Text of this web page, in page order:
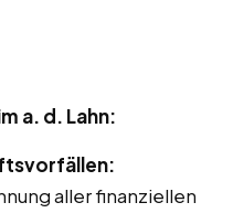
a. d. Lahn:
aller finanziellen